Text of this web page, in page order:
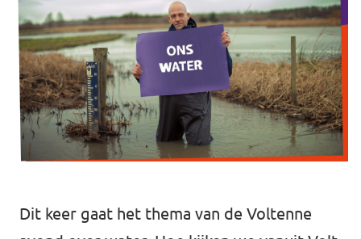
...alle Volt provincies
Doneer
Word lid
Word actief
Dit keer gaat het thema van de Voltenne